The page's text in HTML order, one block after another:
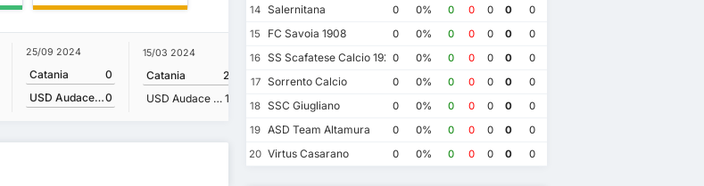
25/09 2024
Catania
0
USD Audace Cerignola0
15/03 2024
Catania
2
USD Audace Cerignola 1
12/11 2023
USD Audace Cerignola
14 Salernitana 0 0% 0 0 0 0
0
15
FC Savoia 1908 0 0% 0 0 0 0
0
16 SS Scafatese Calcio 19220 0% 0 0 0 0
0
17 Sorrento Calcio 0 0% 0 0 0 0
0
18 SSC Giugliano 0 0% 0 0 0 0
0
19 ASD Team Altamura 0 0% 0 0 0 0
0
20 Virtus Casarano 0 0% 0 0 0 0 0